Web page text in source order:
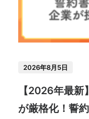
2026年8月5日
【2026年最
が厳格化！誓